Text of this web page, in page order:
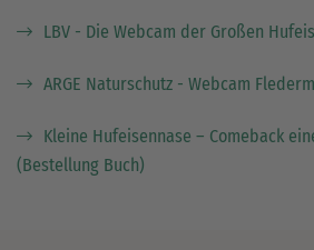
LBV - Die Webcam der Großen
ARGE Naturschutz - Webcam
Kleine Hufeisennase – Comeback
(Bestellung Buch)